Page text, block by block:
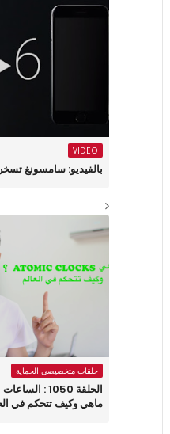
VIDEO
بالفيديو: سامسونغ تسخر من
حلقات متخصيصي الحماية
ماهي وكيف تتحكم في